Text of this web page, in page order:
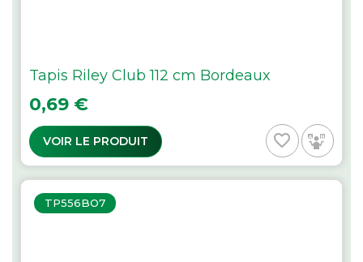
Tapis Riley Club 112 cm Bordeaux
Prix
0,69 €
VOIR LE PRODUIT favorite_border
TP556BO7